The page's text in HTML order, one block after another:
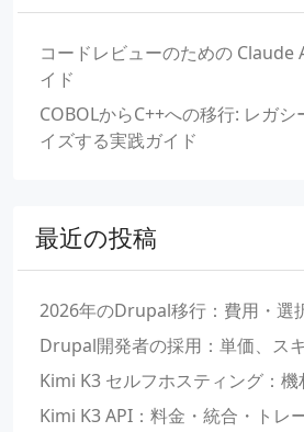
コードレビューのための Claude
イド
COBOLからC++への移行: レガ
イズする実践ガイド
最近の投稿
2026年のDrupal移行：費用・選
Drupal開発者の採用：単価、ス
Kimi K3 セルフホスティング：
Kimi K3 API：料金・統合・トレ